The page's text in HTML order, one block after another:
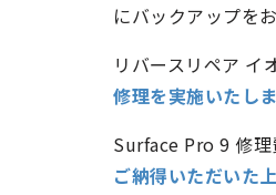
にバックアップを
リバースリペア イ
修理を実施いたし
Surface Pro 9 修理
ご納得いただいた